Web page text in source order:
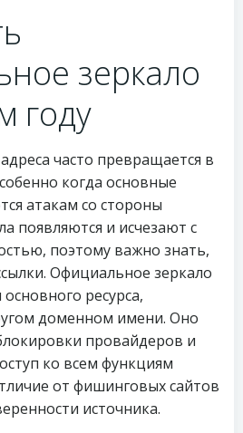
зеркало
году
часто превращается в
когда основные
атакам со стороны
появляются и исчезают с
поэтому важно знать,
Официальное зеркало
ресурса,
доменном имени. Оно
провайдеров и
ко всем функциям
от фишинговых сайтов
источника.